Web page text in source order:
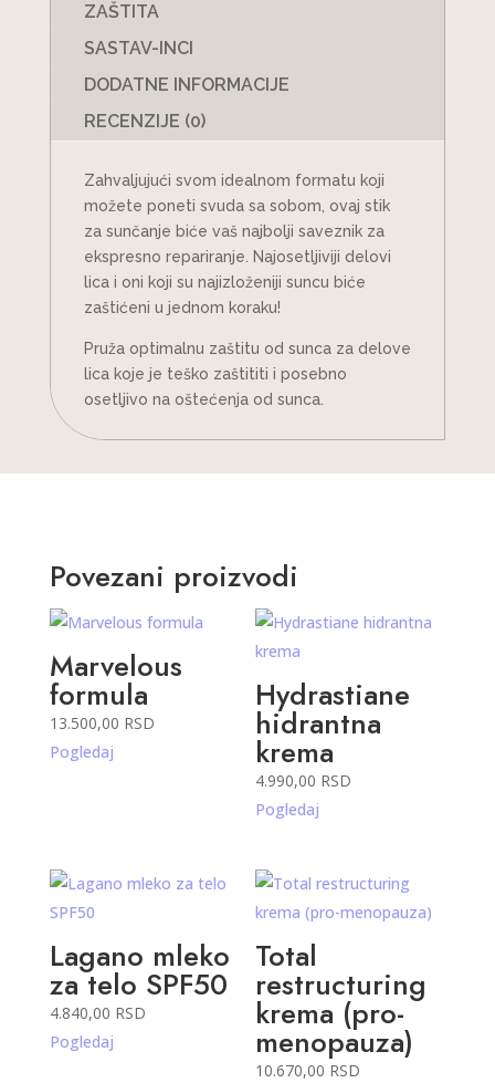
ZAŠTITA
SASTAV-INCI
DODATNE INFORMACIJE
RECENZIJE (0)
Zahvaljujući svom idealnom formatu koji
možete poneti svuda sa sobom, ovaj stik
za sunčanje biće vaš najbolji saveznik za
ekspresno repariranje. Najosetljiviji delovi
lica i oni koji su najizloženiji suncu biće
zaštićeni u jednom koraku!
Pruža optimalnu zaštitu od sunca za delove
lica koje je teško zaštititi i posebno
osetljivo na oštećenja od sunca.
Povezani proizvodi
Marvelous
formula
13.500,00 RSD
Pogledaj
Hydrastiane
hidrantna
krema
4.990,00 RSD
Pogledaj
Lagano mleko
za telo SPF50
4.840,00 RSD
Pogledaj
Total
restructuring
krema (pro-
menopauza)
10.670,00 RSD